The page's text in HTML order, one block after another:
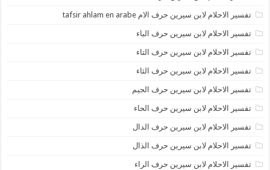
تفسير الاحلام لابن سيرين حرف الام tafsir ahlam en arabe
تفسير الاحلام لابن سيرين حرف الباء
تفسير الاحلام لابن سيرين حرف التاء
تفسير الاحلام لابن سيرين حرف الثاء
تفسير الاحلام لابن سيرين حرف الجيم
تفسير الاحلام لابن سيرين حرف الحاء
تفسير الاحلام لابن سيرين حرف الدال
تفسير الاحلام لابن سيرين حرف الذال
تفسير الاحلام لابن سيرين حرف الراء